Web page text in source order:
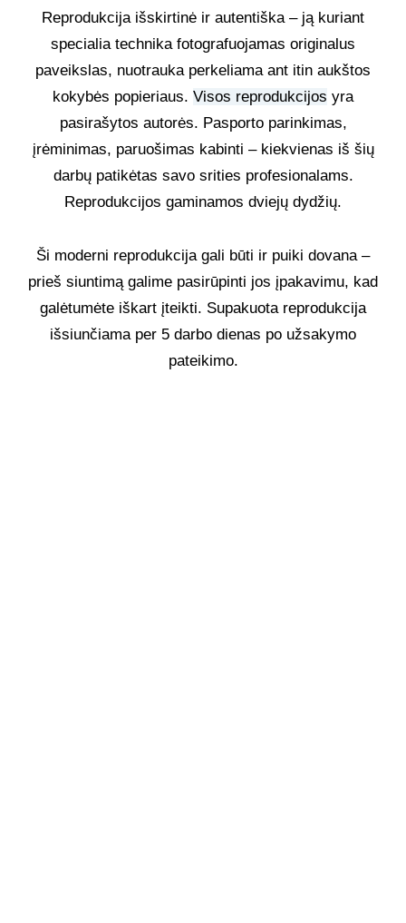
Reprodukcija išskirtinė ir autentiška – ją kuriant
specialia technika fotografuojamas originalus
paveikslas, nuotrauka perkeliama ant itin aukštos
kokybės popieriaus. Visos reprodukcijos yra
pasirašytos autorės. Pasporto parinkimas,
įrėminimas, paruošimas kabinti – kiekvienas iš šių
darbų patikėtas savo srities profesionalams.
Reprodukcijos gaminamos dviejų dydžių.
Ši moderni reprodukcija gali būti ir puiki dovana –
prieš siuntimą galime pasirūpinti jos įpakavimu, kad
galėtumėte iškart įteikti. Supakuota reprodukcija
išsiunčiama per 5 darbo dienas po užsakymo
pateikimo.